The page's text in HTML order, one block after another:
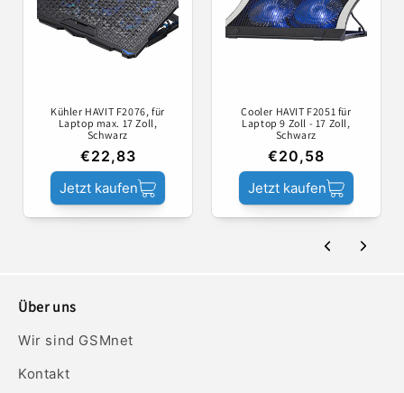
Kühler HAVIT F2076, für
Laptop max. 17 Zoll,
Schwarz
€22,83
Jetzt kaufen
Cooler HAVIT F2051 für
Laptop 9 Zoll - 17 Zoll,
Schwarz
€20,58
Jetzt kaufen
Über uns
Wir sind GSMnet
Kontakt